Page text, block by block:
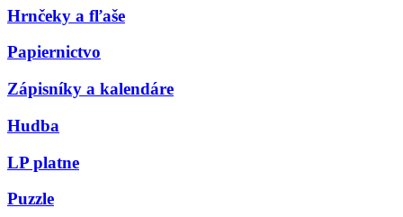
Hrnčeky a fľaše
Papiernictvo
Zápisníky a kalendáre
Hudba
LP platne
Puzzle